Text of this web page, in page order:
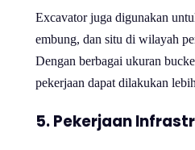
Excavator juga digunakan
embung, dan situ di wilayah
Dengan berbagai ukuran
pekerjaan dapat dilakukan
5. Pekerjaan